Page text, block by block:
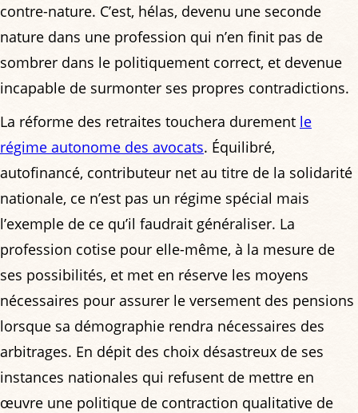
contre-nature. C’est, hélas, devenu une seconde
nature dans une profession qui n’en finit pas de
sombrer dans le politiquement correct, et devenue
incapable de surmonter ses propres contradictions.
La réforme des retraites touchera durement le
régime autonome des avocats. Équilibré,
autofinancé, contributeur net au titre de la solidarité
nationale, ce n’est pas un régime spécial mais
l’exemple de ce qu’il faudrait généraliser. La
profession cotise pour elle-même, à la mesure de
ses possibilités, et met en réserve les moyens
nécessaires pour assurer le versement des pensions
lorsque sa démographie rendra nécessaires des
arbitrages. En dépit des choix désastreux de ses
instances nationales qui refusent de mettre en
œuvre une politique de contraction qualitative de